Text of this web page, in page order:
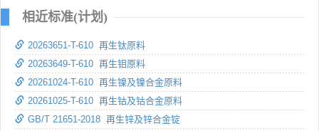
相近标准(计划)
20263651-T-610 再生钛原料
20263649-T-610 再生钼原料
20261024-T-610 再生镍及镍合金原料
20261025-T-610 再生钴及钴合金原料
GB/T 21651-2018 再生锌及锌合金锭